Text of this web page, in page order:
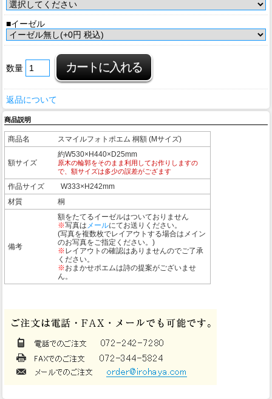
■イーゼル
数量
返品について
商品説明
商品名 スマイルフォトポエム 桐額 (Mサイズ)
額サイズ
約W530×H440×D25mm
原木の輪郭をそのまま利用してお作りしますの
で、額サイズは多少の誤差がござます
作品サイズ
W333×H242mm
材質
桐
備考
額をたてるイーゼルはついておりません
※写真は メールにてお送りください。
(写真を複数枚でレイアウトする場合はメイン
のお写真をご指定ください。)
※レイアウトの確認はありませんのでご了承
ください。
※おまかせポエムは詩の提案がございませ
ん。